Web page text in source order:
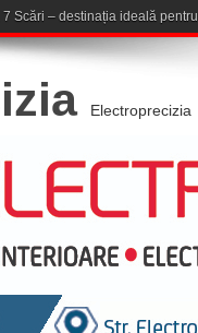
Komeea Ca
Electroprecizia